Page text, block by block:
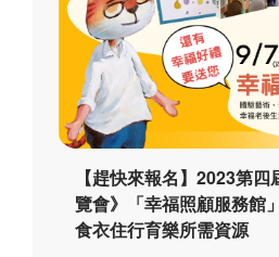
【趕快來報名】2023第
覽會》「幸福照顧服務館
食衣住行育樂所需資源